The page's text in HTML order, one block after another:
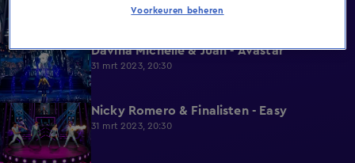
31 mrt 2023, 20:30
2:27 Davina Michelle & Juan - Avastar
31 mrt 2023, 20:30
2:31 Nicky Romero & Finalisten - Easy
31 mrt 2023, 20:30
Voorkeuren beheren